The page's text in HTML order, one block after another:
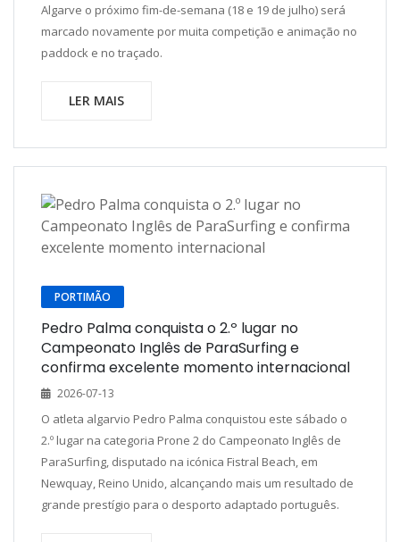
Algarve o próximo fim-de-semana (18 e 19 de julho) será
marcado novamente por muita competição e animação no
paddock e no traçado.
LER MAIS
PORTIMÃO
Pedro Palma conquista o 2.º lugar no
Campeonato Inglês de ParaSurfing e
confirma excelente momento internacional
2026-07-13
O atleta algarvio Pedro Palma conquistou este sábado o
2.º lugar na categoria Prone 2 do Campeonato Inglês de
ParaSurfing, disputado na icónica Fistral Beach, em
Newquay, Reino Unido, alcançando mais um resultado de
grande prestígio para o desporto adaptado português.